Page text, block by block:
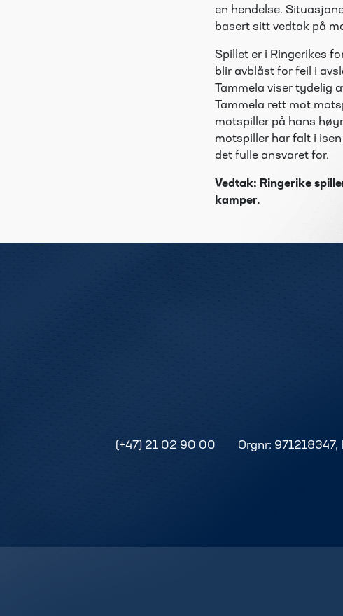
en hendelse.
basert sitt vedtak på
Spillet er i Ringerikes
blir avblåst for feil i
Tammela viser tydelig
Tammela rett mot
motspiller på hans
motspiller har falt i
det fulle ansvaret for.
Vedtak: Ringerike
kamper.
(+47) 21 02 90 00 Orgnr: